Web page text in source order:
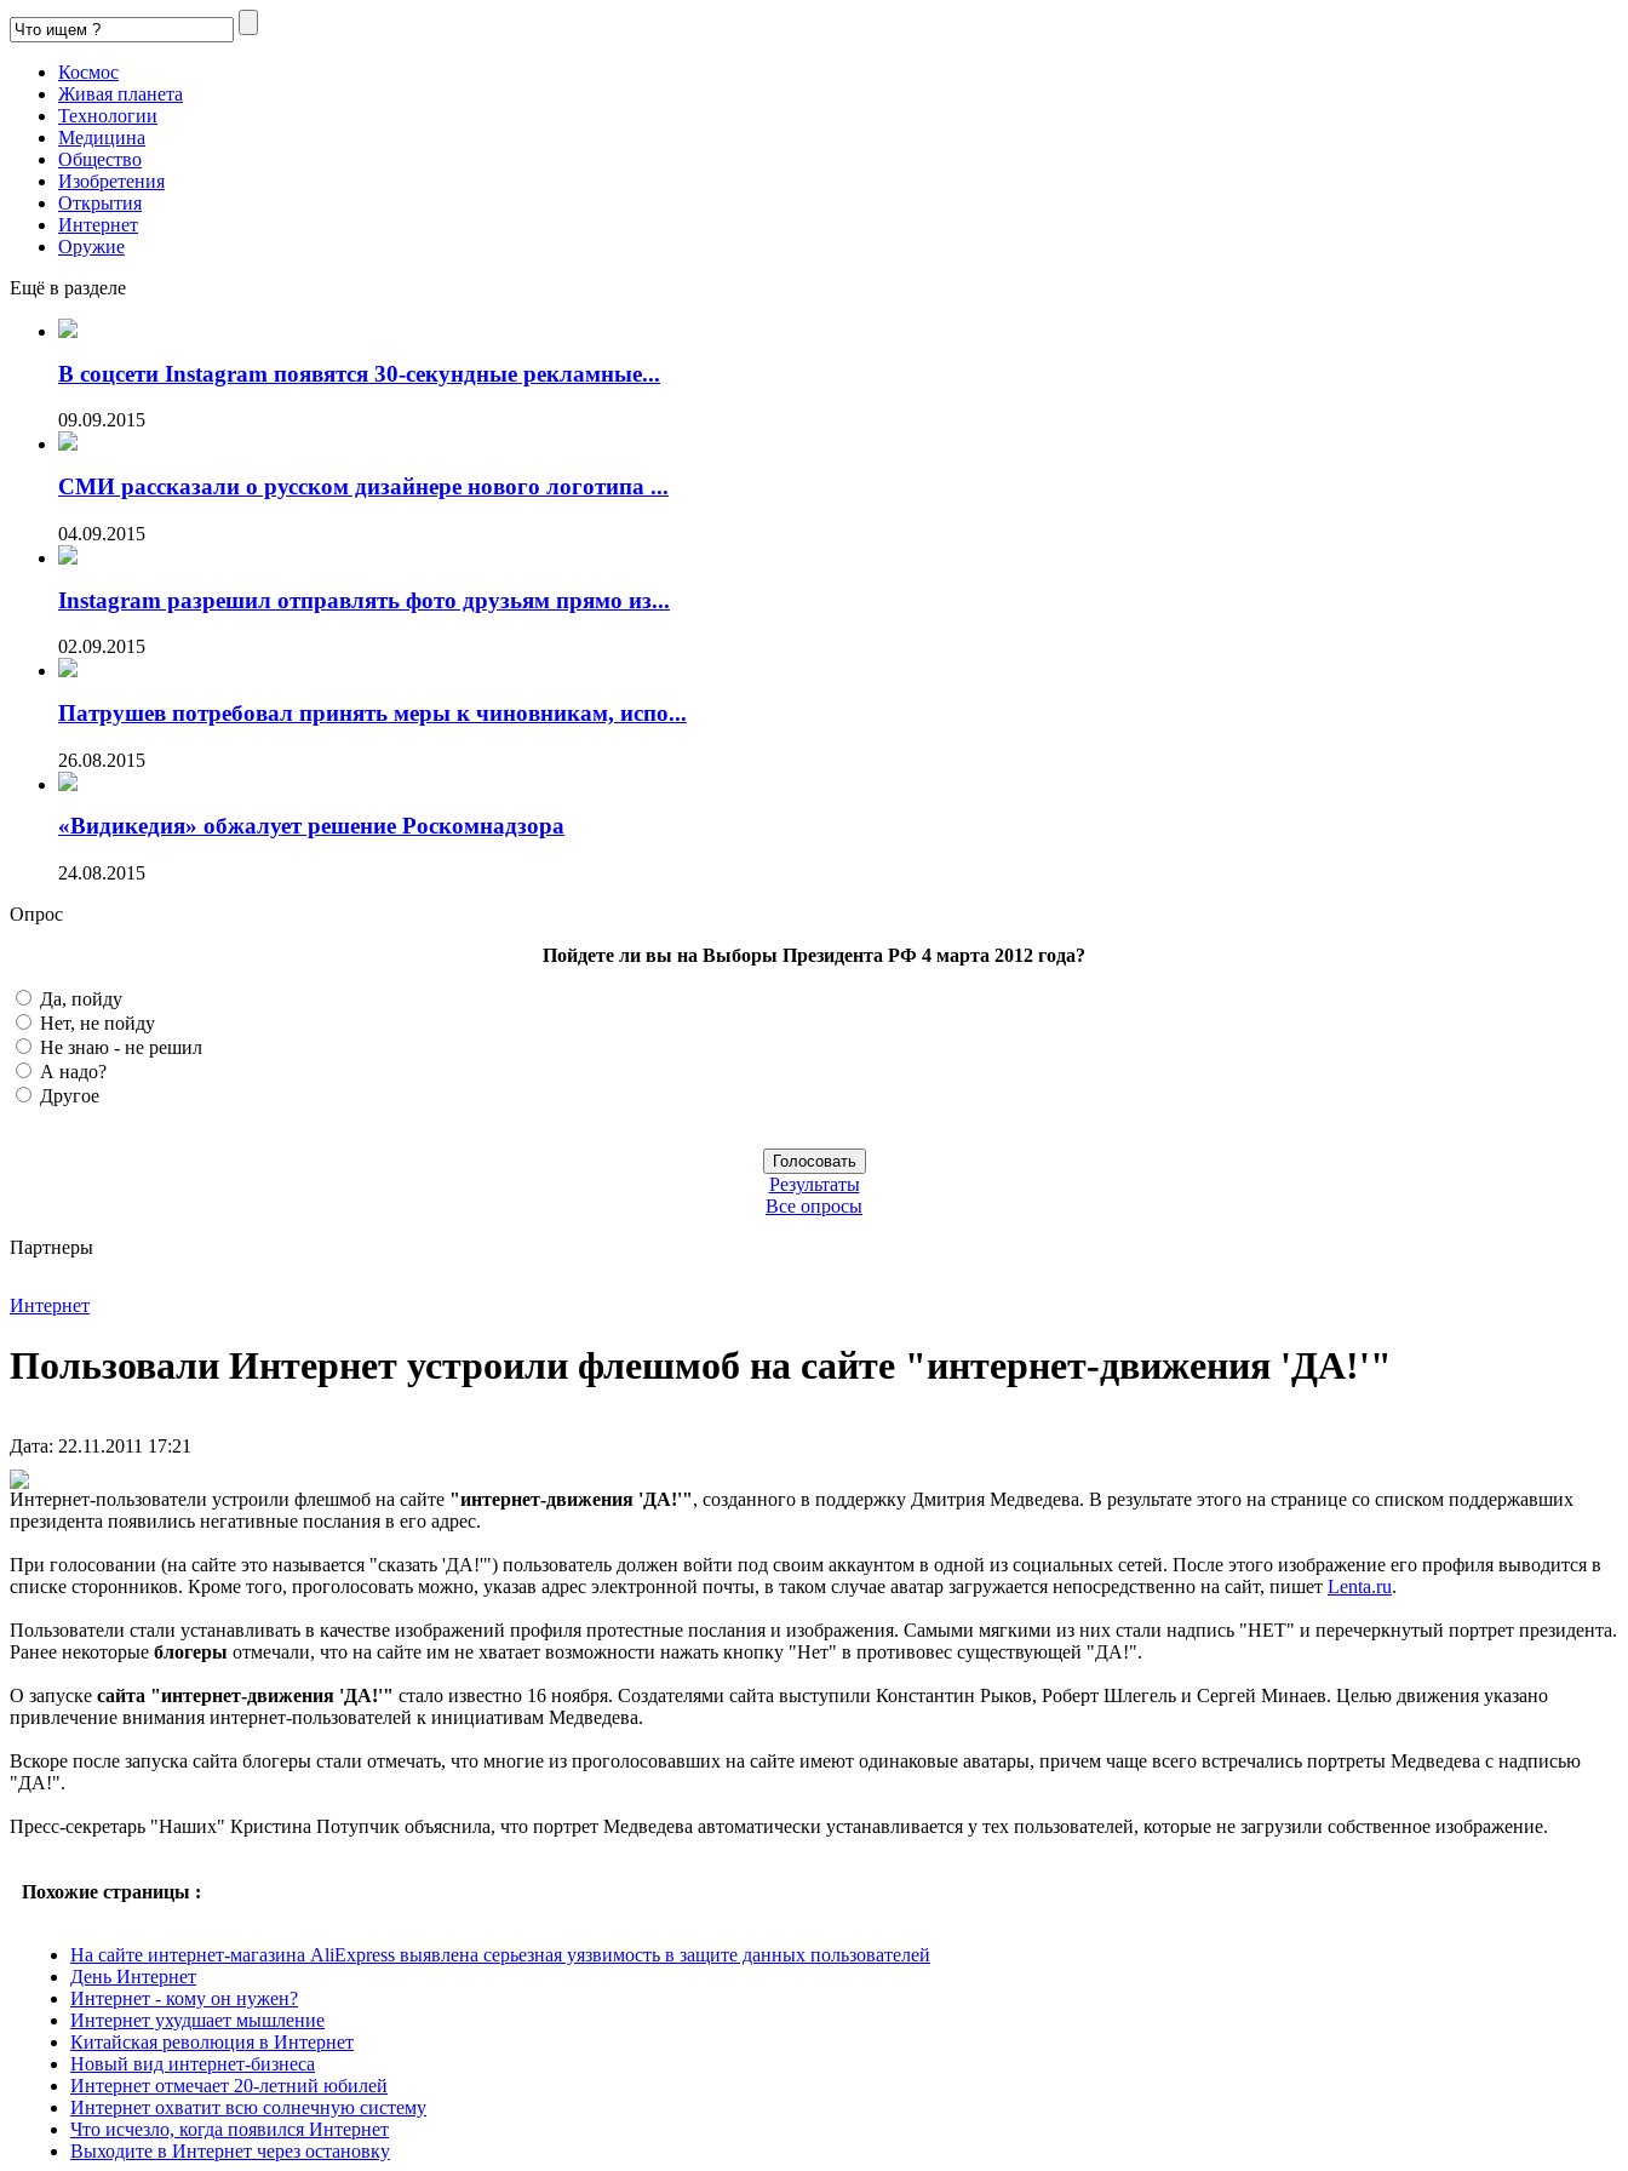
Космос
Живая планета
Технологии
Медицина
Общество
Изобретения
Открытия
Интернет
Оружие
Ещё в разделе
В соцсети Instagram появятся 30-секундные рекламные...
09.09.2015
СМИ рассказали о русском дизайнере нового логотипа ...
04.09.2015
Instagram разрешил отправлять фото друзьям прямо из...
02.09.2015
Патрушев потребовал принять меры к чиновникам, испо...
26.08.2015
«Видикедия» обжалует решение Роскомнадзора
24.08.2015
Опрос
Пойдете ли вы на Выборы Президента РФ 4 марта 2012 года?
Да, пойду
Нет, не пойду
Не знаю - не решил
А надо?
Другое
Результаты
Все опросы
Партнеры
Интернет
Пользовали Интернет устроили флешмоб на сайте "интернет-движения 'ДА!'"
Дата: 22.11.2011 17:21
Интернет-пользователи устроили флешмоб на сайте "интернет-движения 'ДА!'", созданного в поддержку Дмитрия Медведева. В результате этого на странице со списком поддержавших
президента появились негативные послания в его адрес.
При голосовании (на сайте это называется "сказать 'ДА!'") пользователь должен войти под своим аккаунтом в одной из социальных сетей. После этого изображение его профиля выводится в
списке сторонников. Кроме того, проголосовать можно, указав адрес электронной почты, в таком случае аватар загружается непосредственно на сайт, пишет Lenta.ru.
Пользователи стали устанавливать в качестве изображений профиля протестные послания и изображения. Самыми мягкими из них стали надпись "НЕТ" и перечеркнутый портрет президента.
Ранее некоторые блогеры отмечали, что на сайте им не хватает возможности нажать кнопку "Нет" в противовес существующей "ДА!".
О запуске сайта "интернет-движения 'ДА!'" стало известно 16 ноября. Создателями сайта выступили Константин Рыков, Роберт Шлегель и Сергей Минаев. Целью движения указано
привлечение внимания интернет-пользователей к инициативам Медведева.
Вскоре после запуска сайта блогеры стали отмечать, что многие из проголосовавших на сайте имеют одинаковые аватары, причем чаще всего встречались портреты Медведева с надписью
"ДА!".
Пресс-секретарь "Наших" Кристина Потупчик объяснила, что портрет Медведева автоматически устанавливается у тех пользователей, которые не загрузили собственное изображение.
Похожие страницы :
На сайте интернет-магазина AliExpress выявлена серьезная уязвимость в защите данных пользователей
День Интернет
Интернет - кому он нужен?
Интернет ухудшает мышление
Китайская революция в Интернет
Новый вид интернет-бизнеса
Интернет отмечает 20-летний юбилей
Интернет охватит всю солнечную систему
Что исчезло, когда появился Интернет
Выходите в Интернет через остановку